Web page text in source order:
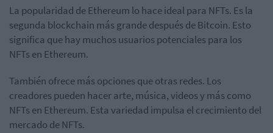
La popularidad de Ethereum lo hace ideal para NFTs. Es la
segunda blockchain más grande después de Bitcoin. Esto
significa que hay muchos usuarios potenciales para los
NFTs en Ethereum.
También ofrece más opciones que otras redes. Los
creadores pueden hacer arte, música, videos y más como
NFTs en Ethereum. Esta variedad impulsa el crecimiento del
mercado de NFTs.